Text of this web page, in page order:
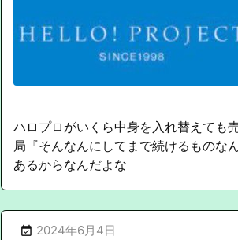
ハロプロがいくら中身を入れ替えても
局『そんなんにしてまで続けるものな
あるからなんだよな
 2024年6月4日